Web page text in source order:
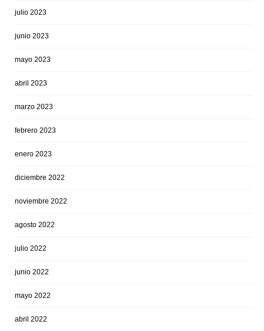
julio 2023
junio 2023
mayo 2023
abril 2023
marzo 2023
febrero 2023
enero 2023
diciembre 2022
noviembre 2022
agosto 2022
julio 2022
junio 2022
mayo 2022
abril 2022